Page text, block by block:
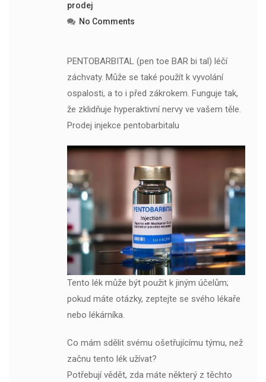
prodej
No Comments
PENTOBARBITAL (pen toe BAR bi tal) léčí
záchvaty. Může se také použít k vyvolání
ospalosti, a to i před zákrokem. Funguje tak,
že zklidňuje hyperaktivní nervy ve vašem těle.
Prodej injekce pentobarbitalu
Tento lék může být použit k jiným účelům;
pokud máte otázky, zeptejte se svého lékaře
nebo lékárníka.
Co mám sdělit svému ošetřujícímu týmu, než
začnu tento lék užívat?
Potřebují vědět, zda máte některý z těchto